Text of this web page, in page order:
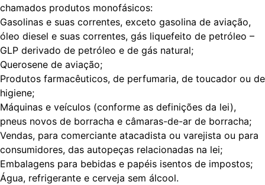
chamados produtos monofásicos:
Gasolinas e suas correntes, exceto gasolina de aviação,
óleo diesel e suas correntes, gás liquefeito de petróleo –
GLP derivado de petróleo e de gás natural;
Querosene de aviação;
Produtos farmacêuticos, de perfumaria, de toucador ou de
higiene;
Máquinas e veículos (conforme as definições da lei),
pneus novos de borracha e câmaras-de-ar de borracha;
Vendas, para comerciante atacadista ou varejista ou para
consumidores, das autopeças relacionadas na lei;
Embalagens para bebidas e papéis isentos de impostos;
Água, refrigerante e cerveja sem álcool.